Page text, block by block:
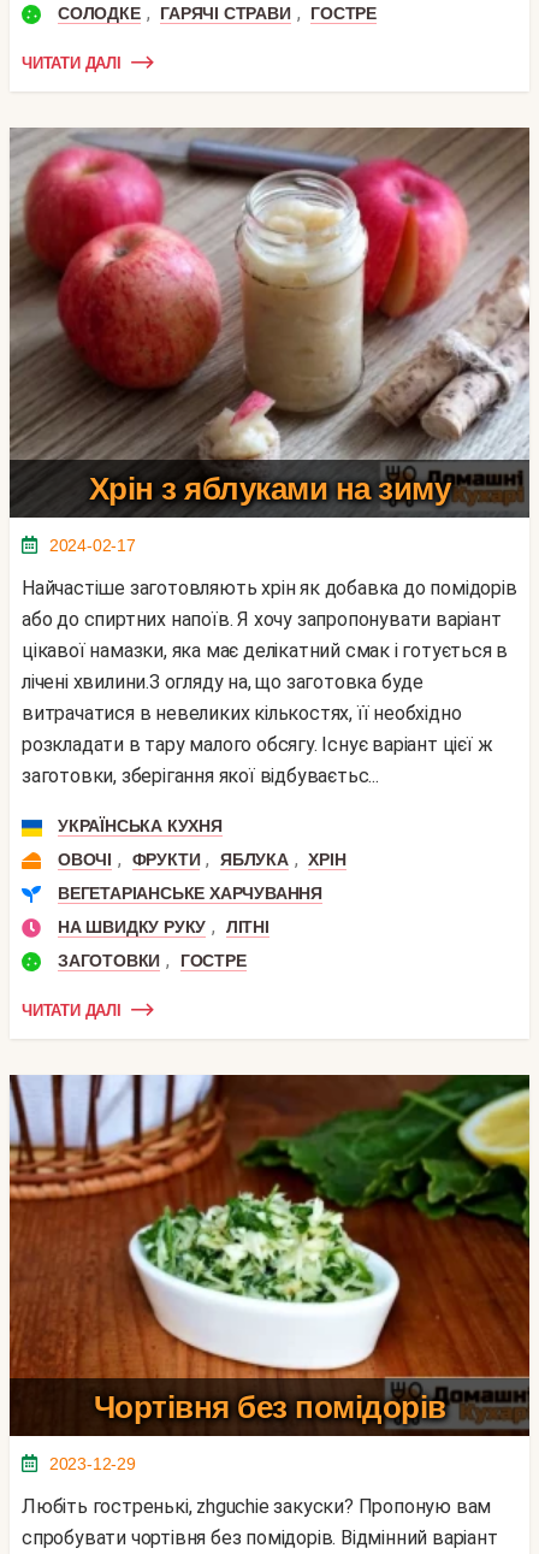
СОЛОДКЕ , ГАРЯЧІ СТРАВИ , ГОСТРЕ
ЧИТАТИ ДАЛІ
Хрін з яблуками на зиму
2024-02-17
Найчастіше заготовляють хрін як добавка до помідорів
або до спиртних напоїв. Я хочу запропонувати варіант
цікавої намазки, яка має делікатний смак і готується в
лічені хвилини.З огляду на, що заготовка буде
витрачатися в невеликих кількостях, її необхідно
розкладати в тару малого обсягу. Існує варіант цієї ж
заготовки, зберігання якої відбуваєтьс...
УКРАЇНСЬКА КУХНЯ
ОВОЧІ , ФРУКТИ , ЯБЛУКА , ХРІН
ВЕГЕТАРІАНСЬКЕ ХАРЧУВАННЯ
НА ШВИДКУ РУКУ ,
ЛІТНІ
ЗАГОТОВКИ , ГОСТРЕ
ЧИТАТИ ДАЛІ
Чортівня без помідорів
2023-12-29
Любіть гостренькі, zhguchie закуски? Пропоную вам
спробувати чортівня без помідорів. Відмінний варіант